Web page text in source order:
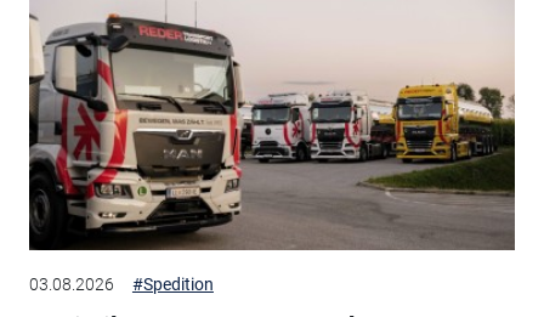
03.08.2026 #Spedition